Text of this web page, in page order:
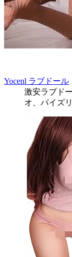
Yocenl ラブドール
激安ラブド
オ、パイズリ